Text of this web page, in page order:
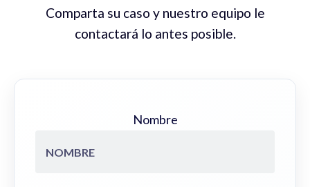
Comparta su caso y nuestro equipo le
contactará lo antes posible.
Nombre